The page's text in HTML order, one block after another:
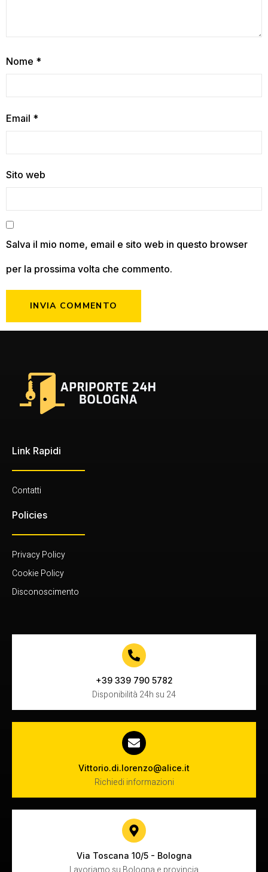
Nome *
Email *
Sito web
Salva il mio nome, email e sito web in questo browser
per la prossima volta che commento.
Link Rapidi
Contatti
Policies
Privacy Policy
Cookie Policy
Disconoscimento
+39 339 790 5782
Disponibilità 24h su 24
Vittorio.di.lorenzo@alice.it
Richiedi informazioni
Via Toscana 10/5 - Bologna